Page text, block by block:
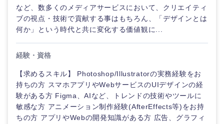
など、数多くのメディアサービスにおいて、クリエイティ
ブの視点・技術で貢献する事はもちろん、「デザインとは
何か」という時代と共に変化する価値観に...
経験・資格
【求めるスキル】 Photoshop/Illustratorの実務経験をお
持ちの方 スマホアプリやWebサービスのUIデザインの経
験がある方 Figma、AIなど、トレンドの技術やツールに
敏感な方 アニメーション制作経験(AfterEffects等)をお持
ちの方 アプリやWebの開発知識がある方 広告、グラフィ